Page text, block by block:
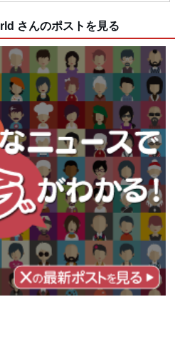
さんのポストを見る